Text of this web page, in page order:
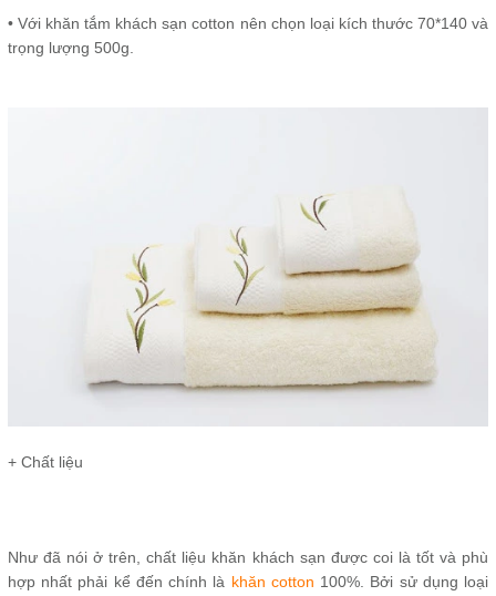
• Với khăn tắm khách sạn cotton nên chọn loại kích thước 70*140 và
trọng lượng 500g.
+ Chất liệu
Như đã nói ở trên, chất liệu khăn khách sạn được coi là tốt và phù
hợp nhất phải kể đến chính là khăn cotton 100%. Bởi sử dụng loại